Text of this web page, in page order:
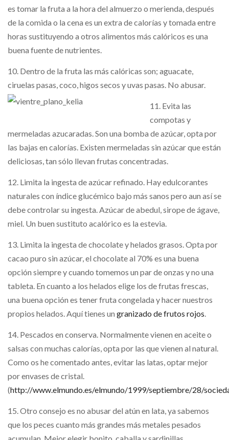
es tomar la fruta a la hora del almuerzo o merienda, después
de la comida o la cena es un extra de calorías y tomada entre
horas sustituyendo a otros alimentos más calóricos es una
buena fuente de nutrientes.
10. Dentro de la fruta las más calóricas son; aguacate,
ciruelas pasas, coco, higos secos y uvas pasas. No abusar.
11. Evita las
compotas y
mermeladas azucaradas. Son una bomba de azúcar, opta por
las bajas en calorías. Existen mermeladas sin azúcar que están
deliciosas, tan sólo llevan frutas concentradas.
12. Limita la ingesta de azúcar refinado. Hay edulcorantes
naturales con índice glucémico bajo más sanos pero aun así se
debe controlar su ingesta. Azúcar de abedul, sirope de ágave,
miel. Un buen sustituto acalórico es la estevia.
13. Limita la ingesta de chocolate y helados grasos. Opta por
cacao puro sin azúcar, el chocolate al 70% es una buena
opción siempre y cuando tomemos un par de onzas y no una
tableta. En cuanto a los helados elige los de frutas frescas,
una buena opción es tener fruta congelada y hacer nuestros
propios helados. Aquí tienes un granizado de frutos rojos.
14. Pescados en conserva. Normalmente vienen en aceite o
salsas con muchas calorías, opta por las que vienen al natural.
Como os he comentado antes, evitar las latas, optar mejor
por envases de cristal.
(http://www.elmundo.es/elmundo/1999/septiembre/28/
15. Otro consejo es no abusar del atún en lata, ya sabemos
que los peces cuanto más grandes más metales pesados